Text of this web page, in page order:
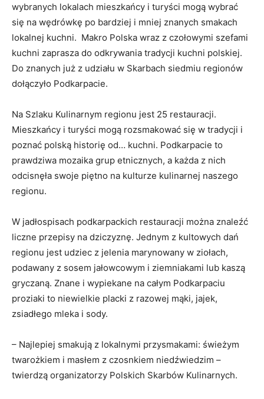
wybranych lokalach mieszkańcy i turyści mogą wybrać
się na wędrówkę po bardziej i mniej znanych smakach
lokalnej kuchni. Makro Polska wraz z czołowymi szefami
kuchni zaprasza do odkrywania tradycji kuchni polskiej.
Do znanych już z udziału w Skarbach siedmiu regionów
dołączyło Podkarpacie.
Na Szlaku Kulinarnym regionu jest 25 restauracji.
Mieszkańcy i turyści mogą rozsmakować się w tradycji i
poznać polską historię od… kuchni. Podkarpacie to
prawdziwa mozaika grup etnicznych, a każda z nich
odcisnęła swoje piętno na kulturze kulinarnej naszego
regionu.
W jadłospisach podkarpackich restauracji można znaleźć
liczne przepisy na dziczyznę. Jednym z kultowych dań
regionu jest udziec z jelenia marynowany w ziołach,
podawany z sosem jałowcowym i ziemniakami lub kaszą
gryczaną. Znane i wypiekane na całym Podkarpaciu
proziaki to niewielkie placki z razowej mąki, jajek,
zsiadłego mleka i sody.
– Najlepiej smakują z lokalnymi przysmakami: świeżym
twarożkiem i masłem z czosnkiem niedźwiedzim –
twierdzą organizatorzy Polskich Skarbów Kulinarnych.